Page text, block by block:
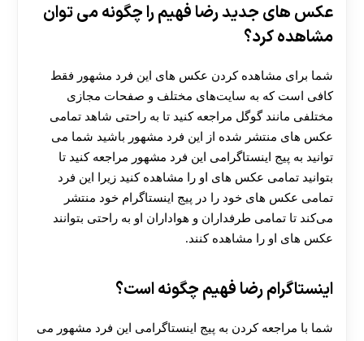
عکس های جدید رضا فهیم را چگونه می توان
مشاهده کرد؟
شما برای مشاهده کردن عکس های این فرد مشهور فقط
کافی است که به سایت‌های مختلف و صفحات مجازی
مختلفی مانند گوگل مراجعه کنید تا به راحتی شاهد تمامی
عکس های منتشر شده از این فرد مشهور باشید شما می
توانید به پیج اینستاگرامی این فرد مشهور مراجعه کنید تا
بتوانید تمامی عکس های او را مشاهده کنید زیرا این فرد
تمامی عکس های خود را در پیج اینستاگرام خود منتشر
می‌کند تا تمامی طرفداران و هواداران او به راحتی بتوانند
عکس های او را مشاهده کنند.
اینستاگرام رضا فهیم چگونه است؟
شما با مراجعه کردن به پیج اینستاگرامی این فرد مشهور می